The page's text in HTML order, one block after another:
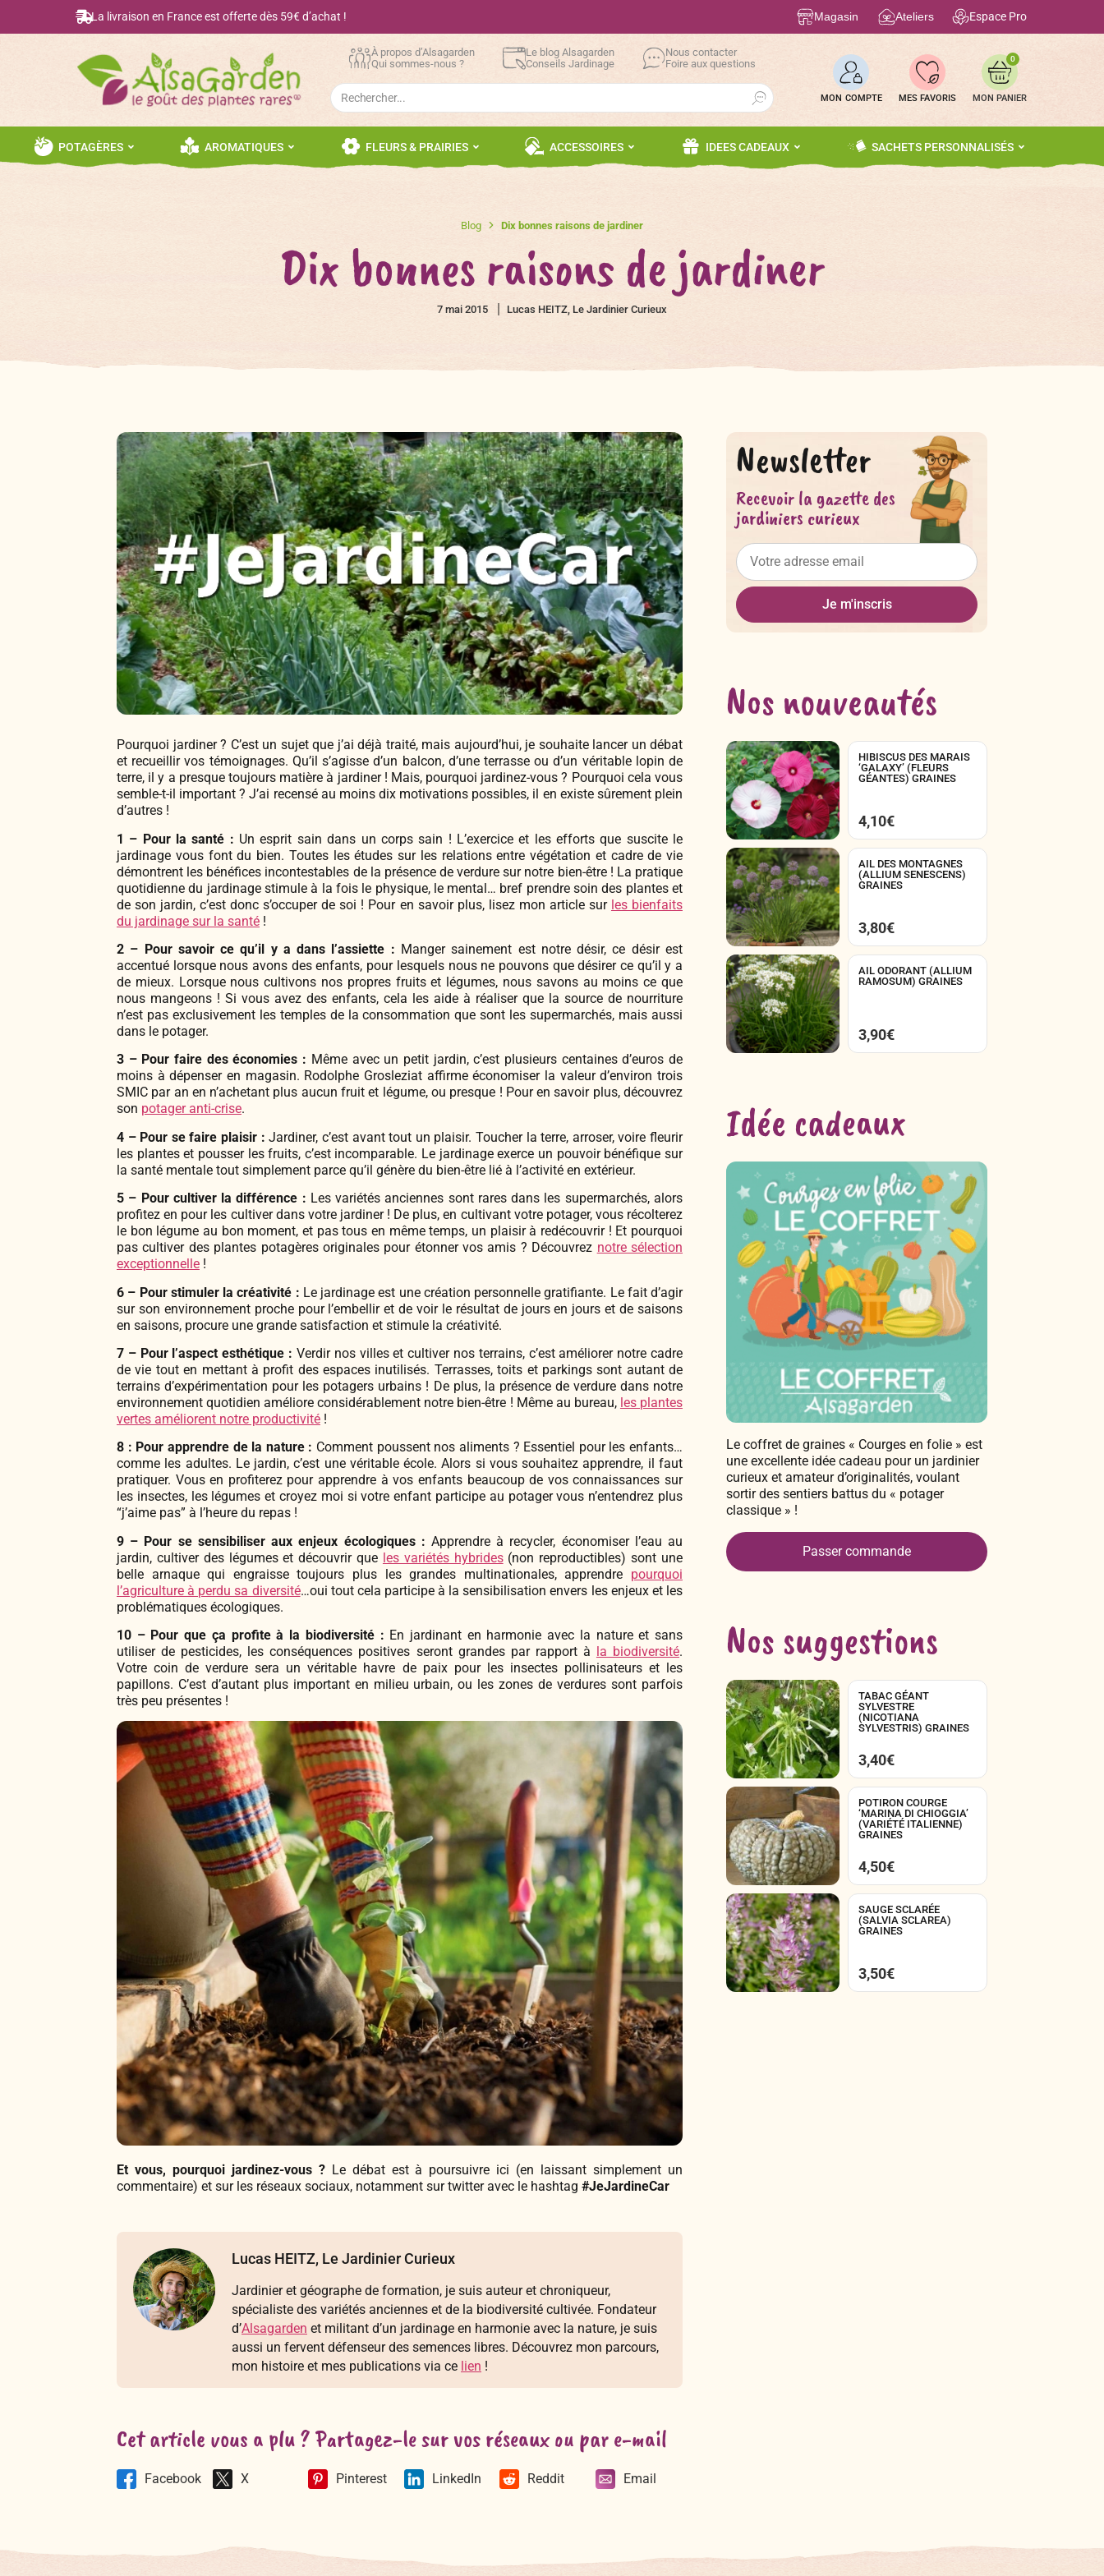
La livraison en France est offerte dès 59€ d’achat ! Magasin Ateliers Espace Pro
À propos d’Alsagarden
Qui sommes-nous ?
Le blog Alsagarden
Conseils Jardinage
Nous contacter
Foire aux questions
Search
for:
Search Button
MON COMPTE MES FAVORIS
0
POTAGÈRES AROMATIQUES FLEURS & PRAIRIES ACCESSOIRES IDEES CADEAUX SACHETS PERSONNALISÉS
Blog Dix bonnes raisons de jardiner
Dix bonnes raisons de jardiner
7 mai 2015 Lucas HEITZ, Le Jardinier Curieux
Pourquoi jardiner ? C’est un sujet que j’ai déjà traité, mais aujourd’hui, je souhaite lancer un débat
et recueillir vos témoignages. Qu’il s’agisse d’un balcon, d’une terrasse ou d’un véritable lopin de
terre, il y a presque toujours matière à jardiner ! Mais, pourquoi jardinez-vous ? Pourquoi cela vous
semble-t-il important ? J’ai recensé au moins dix motivations possibles, il en existe sûrement plein
d’autres !
1 – Pour la santé : Un esprit sain dans un corps sain ! L’exercice et les efforts que suscite le
jardinage vous font du bien. Toutes les études sur les relations entre végétation et cadre de vie
démontrent les bénéfices incontestables de la présence de verdure sur notre bien-être ! La pratique
quotidienne du jardinage stimule à la fois le physique, le mental… bref prendre soin des plantes et
de son jardin, c’est donc s’occuper de soi ! Pour en savoir plus, lisez mon article sur les bienfaits
du jardinage sur la santé !
2 – Pour savoir ce qu’il y a dans l’assiette : Manger sainement est notre désir, ce désir est
accentué lorsque nous avons des enfants, pour lesquels nous ne pouvons que désirer ce qu’il y a
de mieux. Lorsque nous cultivons nos propres fruits et légumes, nous savons au moins ce que
nous mangeons ! Si vous avez des enfants, cela les aide à réaliser que la source de nourriture
n’est pas exclusivement les temples de la consommation que sont les supermarchés, mais aussi
dans le potager.
3 – Pour faire des économies : Même avec un petit jardin, c’est plusieurs centaines d’euros de
moins à dépenser en magasin. Rodolphe Grosleziat affirme économiser la valeur d’environ trois
SMIC par an en n’achetant plus aucun fruit et légume, ou presque ! Pour en savoir plus, découvrez
son potager anti-crise.
4 – Pour se faire plaisir : Jardiner, c’est avant tout un plaisir. Toucher la terre, arroser, voire fleurir
les plantes et pousser les fruits, c’est incomparable. Le jardinage exerce un pouvoir bénéfique sur
la santé mentale tout simplement parce qu’il génère du bien-être lié à l’activité en extérieur.
5 – Pour cultiver la différence : Les variétés anciennes sont rares dans les supermarchés, alors
profitez en pour les cultiver dans votre jardiner ! De plus, en cultivant votre potager, vous récolterez
le bon légume au bon moment, et pas tous en même temps, un plaisir à redécouvrir ! Et pourquoi
pas cultiver des plantes potagères originales pour étonner vos amis ? Découvrez notre sélection
exceptionnelle !
6 – Pour stimuler la créativité : Le jardinage est une création personnelle gratifiante. Le fait d’agir
sur son environnement proche pour l’embellir et de voir le résultat de jours en jours et de saisons
en saisons, procure une grande satisfaction et stimule la créativité.
7 – Pour l’aspect esthétique : Verdir nos villes et cultiver nos terrains, c’est améliorer notre cadre
de vie tout en mettant à profit des espaces inutilisés. Terrasses, toits et parkings sont autant de
terrains d’expérimentation pour les potagers urbains ! De plus, la présence de verdure dans notre
environnement quotidien améliore considérablement notre bien-être ! Même au bureau, les plantes
vertes améliorent notre productivité !
8 : Pour apprendre de la nature : Comment poussent nos aliments ? Essentiel pour les enfants…
comme les adultes. Le jardin, c’est une véritable école. Alors si vous souhaitez apprendre, il faut
pratiquer. Vous en profiterez pour apprendre à vos enfants beaucoup de vos connaissances sur
les insectes, les légumes et croyez moi si votre enfant participe au potager vous n’entendrez plus
“j’aime pas” à l’heure du repas !
9 – Pour se sensibiliser aux enjeux écologiques : Apprendre à recycler, économiser l’eau au
jardin, cultiver des légumes et découvrir que les variétés hybrides(non reproductibles) sont une
belle arnaque qui engraisse toujours plus les grandes multinationales, apprendre pourquoi
l’agriculture à perdu sa diversité…oui tout cela participe à la sensibilisation envers les enjeux et les
problématiques écologiques.
10 – Pour que ça profite à la biodiversité : En jardinant en harmonie avec la nature et sans
utiliser de pesticides, les conséquences positives seront grandes par rapport à la biodiversité.
Votre coin de verdure sera un véritable havre de paix pour les insectes pollinisateurs et les
papillons. C’est d’autant plus important en milieu urbain, ou les zones de verdures sont parfois
très peu présentes !
Et vous, pourquoi jardinez-vous ?Le débat est à poursuivre ici (en laissant simplement un
commentaire) et sur les réseaux sociaux, notamment sur twitter avec le hashtag #JeJardineCar
Lucas HEITZ, Le Jardinier Curieux
Jardinier et géographe de formation, je suis auteur et chroniqueur,
spécialiste des variétés anciennes et de la biodiversité cultivée. Fondateur
d’Alsagarden et militant d’un jardinage en harmonie avec la nature, je suis
aussi un fervent défenseur des semences libres. Découvrez mon parcours,
mon histoire et mes publications via ce lien !
Cet article vous a plu ? Partagez-le sur vos réseaux ou par e-mail
Facebook X Pinterest LinkedIn Reddit Email
Newsletter
Recevoir la gazette des
jardiniers curieux
Je m'inscris
Nos nouveautés
HIBISCUS DES MARAIS
‘GALAXY’ (FLEURS
GÉANTES) GRAINES
4,10€
AIL DES MONTAGNES
(ALLIUM SENESCENS)
GRAINES
3,80€
AIL ODORANT (ALLIUM
RAMOSUM) GRAINES
3,90€
Idée cadeaux
Le coffret de graines « Courges en folie » est
une excellente idée cadeau pour un jardinier
curieux et amateur d’originalités, voulant
sortir des sentiers battus du « potager
classique » !
Passer commande
Nos suggestions
TABAC GÉANT
SYLVESTRE
(NICOTIANA
SYLVESTRIS) GRAINES
3,40€
POTIRON COURGE
‘MARINA DI CHIOGGIA’
(VARIÉTÉ ITALIENNE)
GRAINES
4,50€
SAUGE SCLARÉE
(SALVIA SCLAREA)
GRAINES
3,50€